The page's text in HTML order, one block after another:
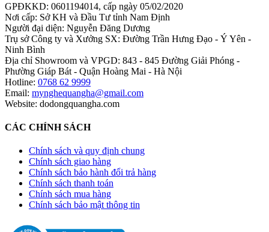
GPĐKKD: 0601194014, cấp ngày 05/02/2020
Nơi cấp: Sở KH và Đầu Tư tỉnh Nam Định
Người đại diện: Nguyễn Đăng Dương
Trụ sở Công ty và Xưởng SX: Đường Trần Hưng Đạo - Ý Yên -
Ninh Bình
Địa chỉ Showroom và VPGD: 843 - 845 Đường Giải Phóng -
Phường Giáp Bát - Quận Hoàng Mai - Hà Nội
Hotline: 0768 62 9999
Email: mynghequangha@gmail.com
Website: dodongquangha.com
CÁC CHÍNH SÁCH
Chính sách và quy định chung
Chính sách giao hàng
Chính sách bảo hành đổi trả hàng
Chính sách thanh toán
Chính sách mua hàng
Chính sách bảo mật thông tin